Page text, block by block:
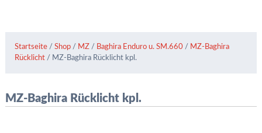
Startseite /Shop / MZ / Baghira Enduro u. SM.660 / MZ-Baghira
Rücklicht / MZ-Baghira Rücklicht kpl.
MZ-Baghira Rücklicht kpl.